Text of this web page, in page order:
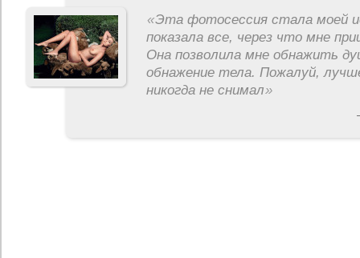
«Эта фотосессия стала моей
показала все, через что мне
Она позволила мне обнажить
обнажение тела. Пожалуй,
никогда не снимал»